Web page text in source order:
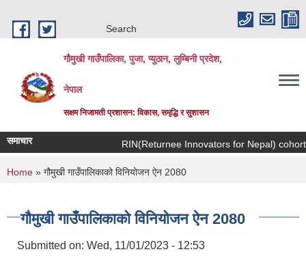
Search
गौमुखी गाउँपालिका, पुजा, प्युठान, लुम्बिनी प्रदेश,
नेपाल
सक्षम निजामती प्रशासन: विकास, समृद्धि र सुशासन
समाचार RIN(Returnee
You are here
Home » गौमुखी गाउँपालिकाको विनियोजन ऐन 2080
गौमुखी गाउँपालिकाको विनियोजन ऐन 2080
Submitted on: Wed, 11/01/2023 - 12:53